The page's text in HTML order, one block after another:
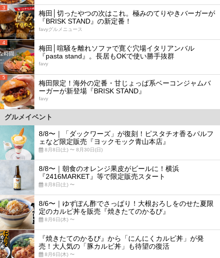
3
梅田│切ったやつの次はこれ。極みのてりやきバーガーが
『BRISK STAND』の新定番！
favyグルメニュース
4
梅田│喧騒を離れソファで寛ぐ穴場イタリアンバル
『pasta stand』。長居もOKで使い勝手抜群
favy
5
梅田限定！海外の定番・甘じょっぱ系ベーコンジャムバ
ーガーが新登場『BRISK STAND』
favy
グルメイベント
8/8〜｜「ダックワーズ」が復刻！ピスタチオ香るパルフ
ェなど限定販売『ヨックモック青山本店』
8月8日(土) 〜 8月30日(日)
8/8〜｜朝食のオレンジ果皮がビールに！横浜
『2416MARKET』等で限定販売スタート
8月8日(土) 〜
8/6〜｜ゆずぽん酢でさっぱり！大根おろしをのせた夏限
定のカルビ丼を販売『焼きたてのかるび』
8月6日(木) 〜
『焼きたてのかるび』から「にんにくカルビ丼」が発
売！大人気の「豚カルビ丼」も待望の復活
8月6日(木) 〜